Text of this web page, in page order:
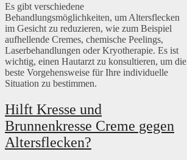
Es gibt verschiedene
Behandlungsmöglichkeiten, um Altersflecken
im Gesicht zu reduzieren, wie zum Beispiel
aufhellende Cremes, chemische Peelings,
Laserbehandlungen oder Kryotherapie. Es ist
wichtig, einen Hautarzt zu konsultieren, um die
beste Vorgehensweise für Ihre individuelle
Situation zu bestimmen.
Hilft Kresse und
Brunnenkresse Creme gegen
Altersflecken?